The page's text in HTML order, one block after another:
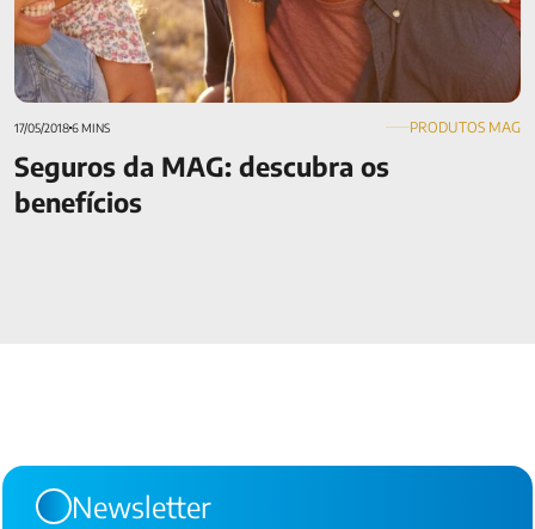
17/05/20186 MINS PRODUTOS MAG
Seguros da MAG: descubra os
benefícios
Newsletter